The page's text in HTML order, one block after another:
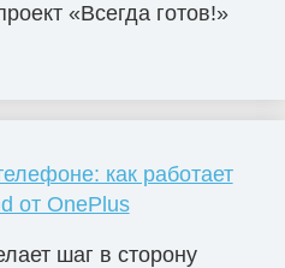
«Всегда готов!»
как работает
от OnePlus
шаг в сторону